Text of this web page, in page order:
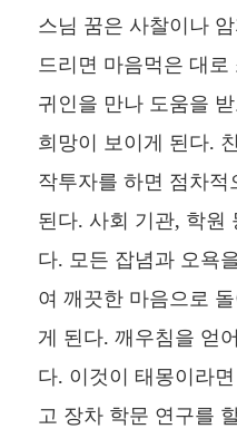
스님 꿈은 사찰이나
드리면 마음먹은 대
귀인을 만나 도움을
희망이 보이게 된다.
작투자를 하면 점차
된다. 사회 기관, 학원
다. 모든 잡념과 오욕
여 깨끗한 마음으로
게 된다. 깨우침을 얻
다. 이것이 태몽이라
고 장차 학문 연구를